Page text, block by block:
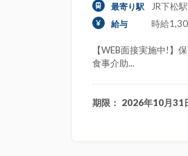
最寄り駅 JR下松
給与 時給
【WEB面接実施中!】
食事介助...
期限： 2026年10月31